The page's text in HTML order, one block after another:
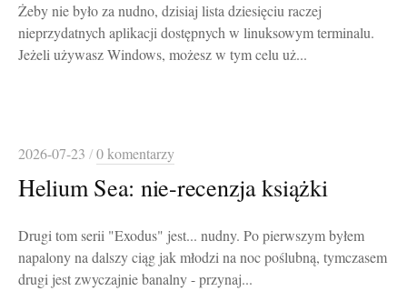
Żeby nie było za nudno, dzisiaj lista dziesięciu raczej
nieprzydatnych aplikacji dostępnych w linuksowym terminalu.
Jeżeli używasz Windows, możesz w tym celu uż...
2026-07-23 /0 komentarzy
Helium Sea: nie-recenzja książki
Drugi tom serii "Exodus" jest... nudny. Po pierwszym byłem
napalony na dalszy ciąg jak młodzi na noc poślubną, tymczasem
drugi jest zwyczajnie banalny - przynaj...